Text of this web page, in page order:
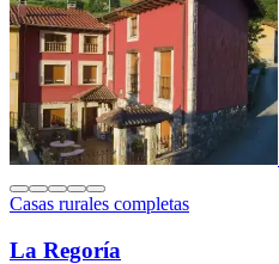
Casas rurales completas
La Regoría